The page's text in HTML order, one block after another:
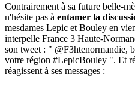
Contrairement à sa future belle-
n'hésite pas à entamer la
mesdames Lepic et Bouley en
interpelle France 3 Haute-
son tweet : " @F3htenormandie,
votre région #LepicBouley ". Et
réagissent à ses messages :